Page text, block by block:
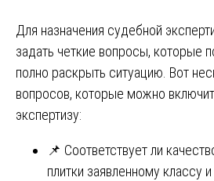
Для назначения судебной
задать четкие вопросы, которые
полно раскрыть ситуацию. Вот
вопросов, которые можно
экспертизу:
📌 Соответствует ли
плитки заявленному классу и